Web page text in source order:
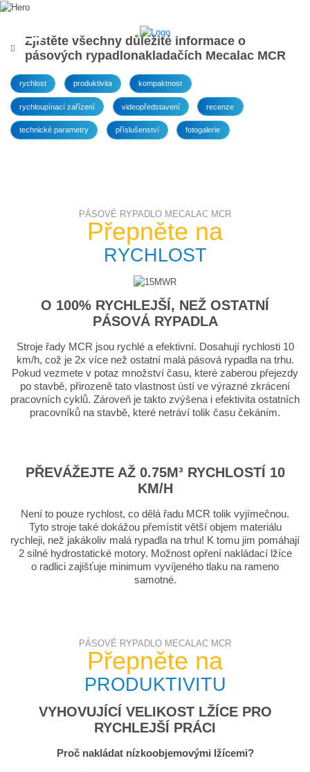
Zjistěte všechny důležité informace o
pásových rypadlonakladačích Mecalac MCR
rychlost produktivita kompaktnost
rychloupínací zařízení videopředstavení recenze
technické parametry příslušenství fotogalerie
PÁSOVÉ RYPADLO MECALAC MCR
Přepněte na
RYCHLOST
O 100% RYCHLEJŠÍ, NEŽ OSTATNÍ
PÁSOVÁ RYPADLA
Stroje řady MCR jsou rychlé a efektivní. Dosahují rychlosti 10
km/h, což je 2x více než ostatní malá pásová rypadla na trhu.
Pokud vezmete v potaz množství času, které zaberou přejezdy
po stavbě, přirozeně tato vlastnost ústí ve výrazné zkrácení
pracovních cyklů. Zároveň je takto zvýšena i efektivita ostatních
pracovníků na stavbě, které netráví tolik času čekáním.
PŘEVÁŽEJTE AŽ 0.75M³ RYCHLOSTÍ 10
KM/H
Není to pouze rychlost, co dělá řadu MCR tolik vyjímečnou.
Tyto stroje také dokážou přemístit větší objem materiálu
rychleji, než jakákoliv malá rypadla na trhu! K tomu jim pomáhají
2 silné hydrostatické motory. Možnost opření nakládací lžíce
o radlici zajišťuje minimum vyvíjeného tlaku na rameno
samotné.
PÁSOVÉ RYPADLO MECALAC MCR
Přepněte na
PRODUKTIVITU
VYHOVUJÍCÍ VELIKOST LŽÍCE PRO
RYCHLEJŠÍ PRÁCI
Proč nakládat nízkoobjemovými lžícemi?